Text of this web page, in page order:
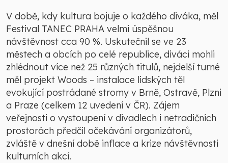
V době, kdy kultura bojuje o každého diváka, měl
Festival TANEC PRAHA velmi úspěšnou
návštěvnost cca 90 %. Uskutečnil se ve 23
městech a obcích po celé republice, diváci mohli
zhlédnout více než 25 různých titulů, nejdelší turné
měl projekt Woods – instalace lidských těl
evokující postrádané stromy v Brně, Ostravě, Plzni
a Praze (celkem 12 uvedení v ČR). Zájem
veřejnosti o vystoupení v divadlech i netradičních
prostorách předčil očekávání organizátorů,
zvláště v dnešní době inflace a krize návštěvnosti
kulturních akcí.